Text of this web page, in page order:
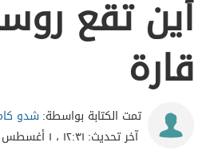
أين تقع
قارة
تمت الكتابة بواسطة:شدو
آخر تحديث: ١٢:٣١ ، ١ أغسطس ٢٠٢٣